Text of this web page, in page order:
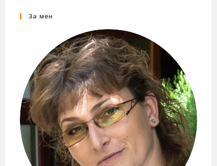
За мен